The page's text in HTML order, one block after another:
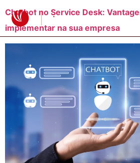
Chatbot no Service Desk:
implementar na sua empresa